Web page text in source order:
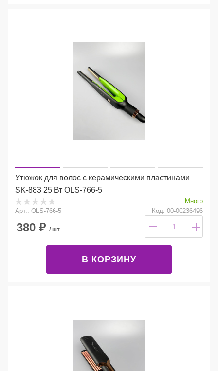
Утюжок для волос с керамическими пластинами
SK-883 25 Вт OLS-766-5
Много
Арт.: OLS-766-5
Код: 00-00236496
380 ₽ / шт
В КОРЗИНУ